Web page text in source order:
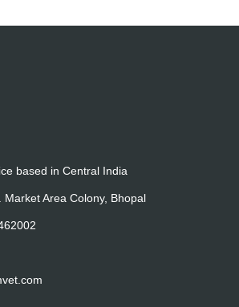
based in Central India
Market Area Colony, Bhopal